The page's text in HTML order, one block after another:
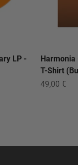
LP -
Harmonia
T-Shirt
Angebot
49,00 €